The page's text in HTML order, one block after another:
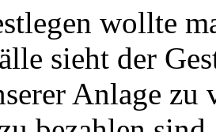
wollte
sieht der
Anlage zu